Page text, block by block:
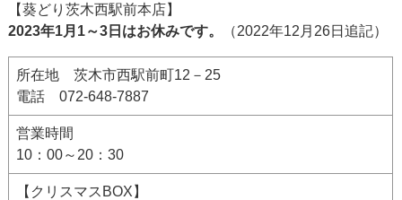
【葵どり茨木西駅前本店】
2023年1月1～3日はお休みです。
（2022年12月26日追記）
所在地 茨木市西駅前町12－25
電話 072-648-7887
営業時間
10：00～20：30
【クリスマスBOX】